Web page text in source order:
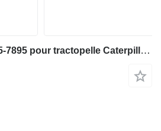
Vérin hydraulique 125-7895 pour tractopelle Caterpillar 446D